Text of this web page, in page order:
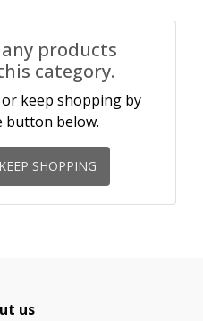
products
category.
keep shopping by
button below.
SHOPPING
us